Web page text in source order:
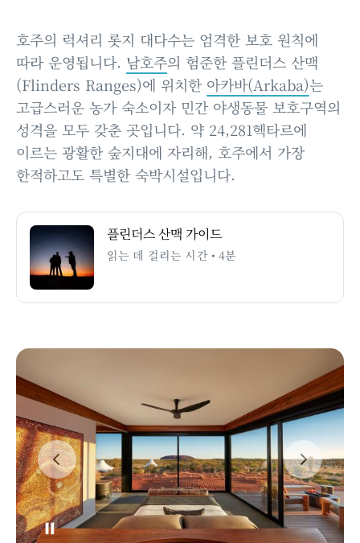
호주의 럭셔리 롯지 대다수는 엄격한 보호 원칙에
따라 운영됩니다. 남호주의 험준한 플린더스 산맥
(Flinders Ranges)에 위치한 아카바(Arkaba)는
고급스러운 농가 숙소이자 민간 야생동물 보호구역의
성격을 모두 갖춘 곳입니다. 약 24,281헥타르에
이르는 광활한 숲지대에 자리해, 호주에서 가장
한적하고도 특별한 숙박시설입니다.
플린더스 산맥 가이드
읽는 데 걸리는 시간 • 4분